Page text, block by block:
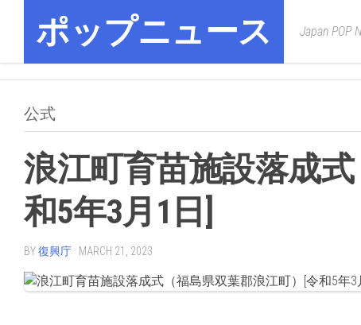
contentポップニュース Japan POP
公式
浪江町育苗施設落成
和5年3月1日]
BY復興庁 · MARCH 21, 2023